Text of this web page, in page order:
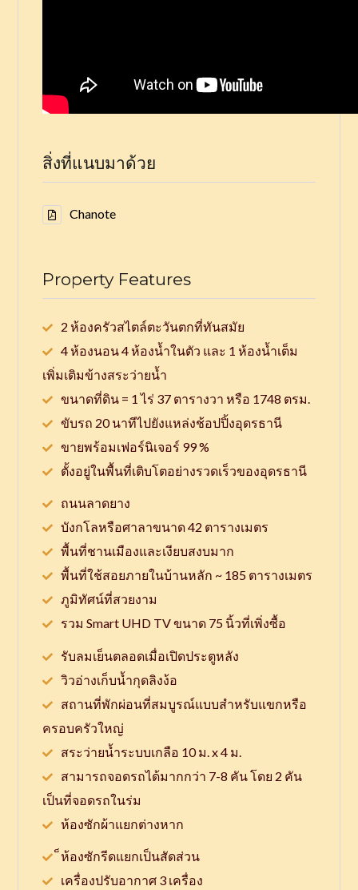
สิ่งที่แนบมาด้วย
Chanote
Property Features
2 ห้องครัวสไตล์ตะวันตกที่ทันสมัย
4 ห้องนอน 4 ห้องน้ำในตัว และ 1 ห้องน้ำเต็ม
เพิ่มเติมข้างสระว่ายน้ำ
ขนาดที่ดิน = 1 ไร่ 37 ตารางวา หรือ 1748 ตรม.
ขับรถ 20 นาทีไปยังแหล่งช้อปปิ้งอุดรธานี
ขายพร้อมเฟอร์นิเจอร์ 99 %
ตั้งอยู่ในพื้นที่เติบโตอย่างรวดเร็วของอุดรธานี
ถนนลาดยาง
บังกโลหรือศาลาขนาด 42 ตารางเมตร
พื้นที่ชานเมืองและเงียบสงบมาก
พื้นที่ใช้สอยภายในบ้านหลัก ~ 185 ตารางเมตร
ภูมิทัศน์ที่สวยงาม
รวม Smart UHD TV ขนาด 75 นิ้วที่เพิ่งซื้อ
รับลมเย็นตลอดเมื่อเปิดประตูหลัง
วิวอ่างเก็บน้ำกุดลิงง้อ
สถานที่พักผ่อนที่สมบูรณ์แบบสำหรับแขกหรือ
ครอบครัวใหญ่
สระว่ายน้ำระบบเกลือ 10 ม. x 4 ม.
สามารถจอดรถได้มากกว่า 7-8 คัน โดย 2 คัน
เป็นที่จอดรถในร่ม
ห้องซักผ้าแยกต่างหาก
็ห้องซักรีดแยกเป็นสัดส่วน
เครื่องปรับอากาศ 3 เครื่อง